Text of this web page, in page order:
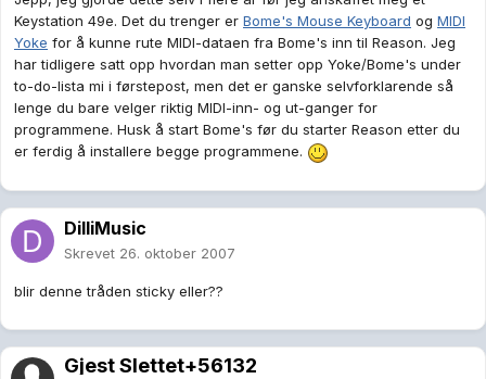
Keystation 49e. Det du trenger er Bome's Mouse Keyboard og MIDI
Yoke for å kunne rute MIDI-dataen fra Bome's inn til Reason. Jeg
har tidligere satt opp hvordan man setter opp Yoke/Bome's under
to-do-lista mi i førstepost, men det er ganske selvforklarende så
lenge du bare velger riktig MIDI-inn- og ut-ganger for
programmene. Husk å start Bome's før du starter Reason etter du
er ferdig å installere begge programmene.
DilliMusic
Skrevet 26. oktober 2007
blir denne tråden sticky eller??
Gjest Slettet+56132